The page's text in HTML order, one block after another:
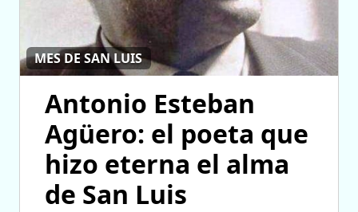
MES DE SAN LUIS
Antonio Esteban
Agüero: el poeta que
hizo eterna el alma
de San Luis